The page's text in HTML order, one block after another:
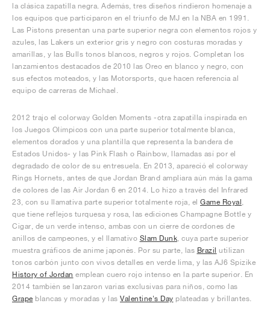
la clásica zapatilla negra. Además, tres diseños rindieron homenaje a
los equipos que participaron en el triunfo de MJ en la NBA en 1991.
Las Pistons presentan una parte superior negra con elementos rojos y
azules, las Lakers un exterior gris y negro con costuras moradas y
amarillas, y las Bulls tonos blancos, negros y rojos. Completan los
lanzamientos destacados de 2010 las Oreo en blanco y negro, con
sus efectos moteados, y las Motorsports, que hacen referencia al
equipo de carreras de Michael.
2012 trajo el colorway Golden Moments -otra zapatilla inspirada en
los Juegos Olímpicos con una parte superior totalmente blanca,
elementos dorados y una plantilla que representa la bandera de
Estados Unidos- y las Pink Flash o Rainbow, llamadas así por el
degradado de color de su entresuela. En 2013, apareció el colorway
Rings Hornets, antes de que Jordan Brand ampliara aún más la gama
de colores de las Air Jordan 6 en 2014. Lo hizo a través del Infrared
23, con su llamativa parte superior totalmente roja, el Game Royal
que tiene reflejos turquesa y rosa, las ediciones Champagne Bottle y
Cigar, de un verde intenso, ambas con un cierre de cordones de
anillos de campeones, y el llamativo Slam Dunk , cuya parte superior
muestra gráficos de anime japonés. Por su parte, las Brazil utilizan
tonos carbón junto con vivos detalles en verde lima, y las AJ6 Spizike
History of Jordan emplean cuero rojo intenso en la parte superior. En
2014 también se lanzaron varias exclusivas para niños, como las
Grape blancas y moradas y las Valentine's Day plateadas y brillantes.